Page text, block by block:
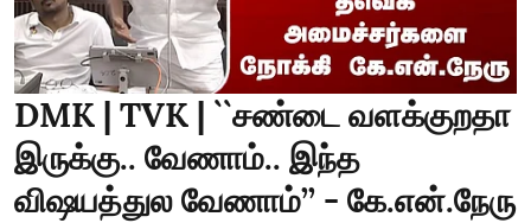
DMK | TVK | ``சண்டை வளக்குறதா
இருக்கு.. வேணாம்.. இந்த
விஷயத்துல வேணாம்’’ - கே.என்.நேரு